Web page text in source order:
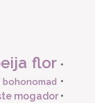
flor •
bohonomad •
mogador•